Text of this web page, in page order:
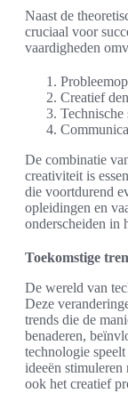
Naast de
cruciaal voor
vaardigheden
Creatief
De combinatie
creativiteit is
die voortdurend
opleidingen en
onderscheiden in
Toekomstige
De wereld van
Deze
trends die de
benaderen,
technologie
ideeën
ook het creatief